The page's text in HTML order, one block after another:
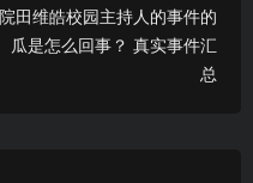
院田维皓校园主持人的事件的
瓜是怎么回事？ 真实事件汇
总